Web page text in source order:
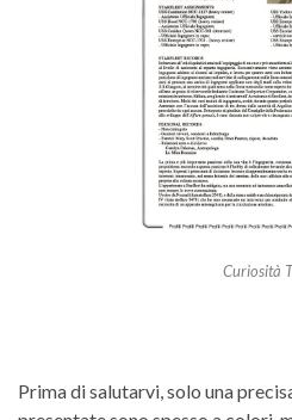
Curiosità
Prima di salutarvi, solo una